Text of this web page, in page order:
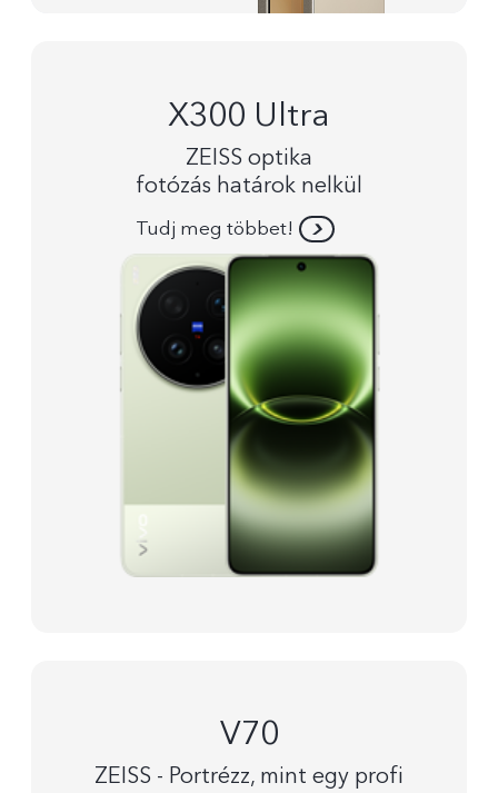
X300 Ultra
ZEISS optika
fotózás határok nelkül
Tudj meg többet!
V70
ZEISS - Portrézz, mint egy profi